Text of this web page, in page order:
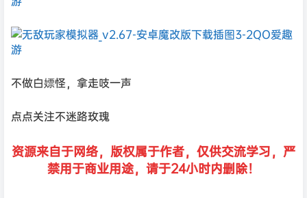
不做白嫖怪，拿走吱一声
点点关注不迷路玫瑰
资源来自于网络，版权属于作者，仅供交流学习，严
禁用于商业用途，请于24小时内删除！